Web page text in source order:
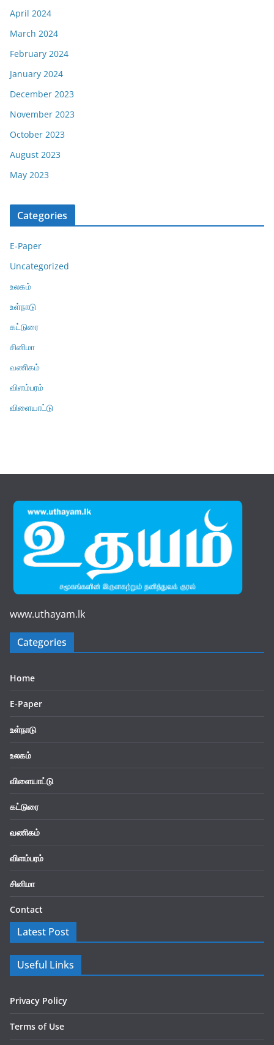
April 2024
March 2024
February 2024
January 2024
December 2023
November 2023
October 2023
August 2023
May 2023
Categories
E-Paper
Uncategorized
உலகம்
உள்நாடு
கட்டுரை
சினிமா
வணிகம்
விளம்பரம்
விளையாட்டு
www.uthayam.lk
Categories
Home
E-Paper
உள்நாடு
உலகம்
விளையாட்டு
கட்டுரை
வணிகம்
விளம்பரம்
சினிமா
Contact
Latest Post
Useful Links
Privacy Policy
Terms of Use